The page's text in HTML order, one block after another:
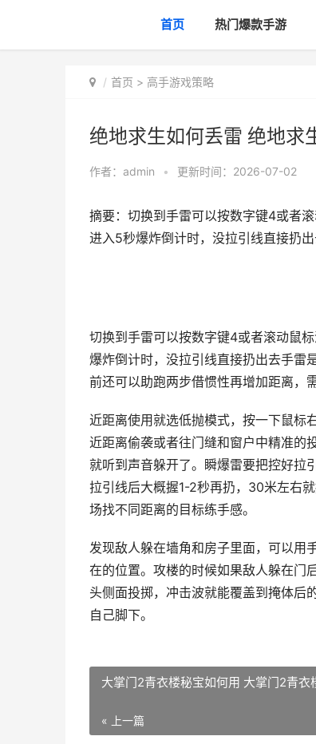
首页 热门爆款手游
首页 > 高手游戏策略
绝地求生如何丢雷 绝地求
作者： admin • 更新时间：2026-07-02
摘要：切换到手雷可以按数字键4或者
进入5秒爆炸倒计时，没拉引线直接扔
切换到手雷可以按数字键4或者滚动鼠
爆炸倒计时，没拉引线直接扔出去手雷
前还可以助跑两步借惯性再增加距离，
近距离使用就选低抛模式，按一下鼠标
近距离偷袭或者往门缝和窗户中精准的
就听到声音躲开了。瞬爆雷要把控好拉
拉引线后大概握1-2秒再扔，30米左右
场找不同距离的目标练手感。
发现敌人躲在墙角和房子里面，可以用
在的位置。攻楼的时候如果敌人躲在门
头侧面投掷，冲击波就能覆盖到掩体后
自己脚下。
大掌门2青衣楼秘宝如何用 大掌门2青衣
« 上一篇